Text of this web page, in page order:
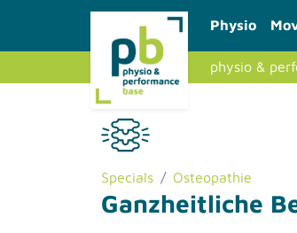
Physio
physio &
Specials Osteopathie
Ganzheitliche